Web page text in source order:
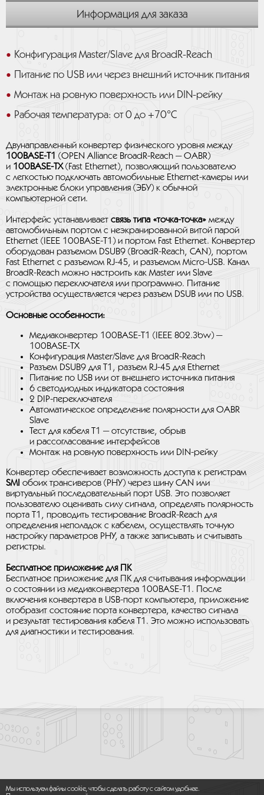
Информация для заказа
Конфигурация Master/Slave для BroadR-Reach
Питание по USB или через внешний источник питания
Монтаж на ровную поверхность или DIN-рейку
Рабочая температура: от 0 до +70°C
Двунаправленный конвертер физического уровня между
100BASE-T1 (OPEN Alliance BroadR-Reach — OABR)
и 100BASE-TX(Fast Ethernet), позволяющий пользователю
с легкостью подключать автомобильные Ethernet-камеры или
электронные блоки управления (ЭБУ) к обычной
компьютерной сети.
Интерфейс устанавливает связь типа «точка-точка» между
автомобильным портом с неэкранированной витой парой
Ethernet (IEEE 100BASE-T1) и портом Fast Ethernet. Конвертер
оборудован разъемом DSUB9 (BroadR-Reach, CAN), портом
Fast Ethernet с разъемом RJ-45, и разъемом Micro-USB. Канал
BroadR-Reach можно настроить как Master или Slave
с помощью переключателя или программно. Питание
устройства осуществляется через разъем DSUB или по USB.
Основные особенности:
Медиаконвертер 100BASE-T1 (IEEE 802.3bw) —
100BASE-TX
Конфигурация Master/Slave для BroadR-Reach
Разъем DSUB9 для T1, разъем RJ-45 для Ethernet
Питание по USB или от внешнего источника питания
6 светодиодных индикатора состояния
2 DIP-переключателя
Автоматическое определение полярности для OABR
Slave
Тест для кабеля T1 — отсутствие, обрыв
и рассогласование интерфейсов
Монтаж на ровную поверхность или DIN-рейку
Конвертер обеспечивает возможность доступа к регистрам
SMI обоих трансиверов (PHY) через шину CAN или
виртуальный последовательный порт USB. Это позволяет
пользователю оценивать силу сигнала, определять полярность
порта T1, проводить тестирование BroadR-Reach для
определения неполадок с кабелем, осуществлять точную
настройку параметров PHY, а также записывать и считывать
регистры.
Бесплатное приложение для ПК
Бесплатное приложение для ПК для считывания информации
о состоянии из медиаконвертера 100BASE-T1. После
включения конвертера в USB-порт компьютера, приложение
отобразит состояние порта конвертера, качество сигнала
и результат тестирования кабеля T1. Это можно использовать
для диагностики и тестирования.
Мы используем файлы cookie, чтобы сделать работу с сайтом удобнее.